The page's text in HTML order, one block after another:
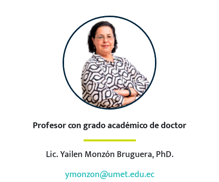
Profesor con grado académico de doctor
Lic. Yailen Monzón Bruguera, PhD.
ymonzon@umet.edu.ec